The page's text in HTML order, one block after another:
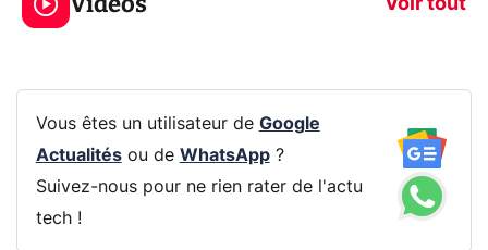
Voir tout
Vous êtes un utilisateur de Google
Actualitésou de WhatsApp?
Suivez-nous pour ne rien rater de l'actu
tech !